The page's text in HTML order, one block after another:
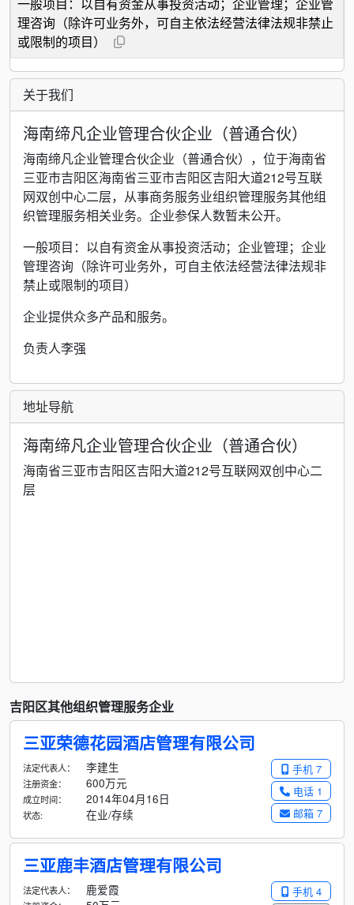
理咨询（除许可业务外，可自主依法经营法律法规非禁止
或限制的项目）
关于我们
海南缔凡企业管理合伙企业（普通合伙）
海南缔凡企业管理合伙企业（普通合伙），位于海南省
三亚市吉阳区海南省三亚市吉阳区吉阳大道212号互联
网双创中心二层，从事商务服务业组织管理服务其他组
织管理服务相关业务。企业参保人数暂未公开。
一般项目：以自有资金从事投资活动；企业管理；企业
管理咨询（除许可业务外，可自主依法经营法律法规非
禁止或限制的项目）
企业提供众多产品和服务。
负责人李强
地址导航
海南缔凡企业管理合伙企业（普通合伙）
海南省三亚市吉阳区吉阳大道212号互联网双创中心二
层
吉阳区其他组织管理服务企业
三亚荣德花园酒店管理有限公司
手机 7
电话 1
邮箱 7
法定代表人： 李建生
注册资金： 600万元
成立时间： 2014年04月16日
状态: 在业/存续
三亚鹿丰酒店管理有限公司
手机 4
法定代表人： 鹿爱霞